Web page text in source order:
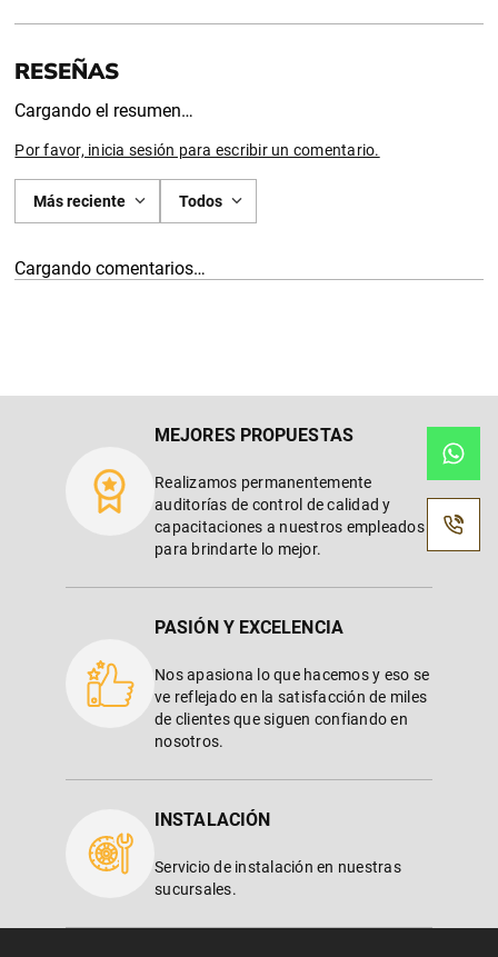
Cargando el resumen…
Por favor, inicia sesión para escribir un comentario.
Más reciente Todos
Cargando comentarios…
MEJORES PROPUESTAS
Realizamos permanentemente
auditorías de control de calidad y
capacitaciones a nuestros empleados
para brindarte lo mejor.
PASIÓN Y EXCELENCIA
Nos apasiona lo que hacemos y eso se
ve reflejado en la satisfacción de miles
de clientes que siguen confiando en
nosotros.
INSTALACIÓN
Servicio de instalación en nuestras
sucursales.